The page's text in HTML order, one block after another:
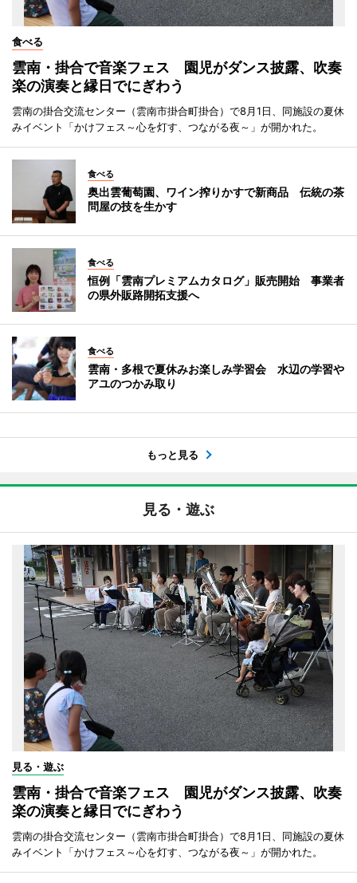
食べる
雲南・掛合で音楽フェス 園児がダンス披露、吹奏
楽の演奏と縁日でにぎわう
雲南の掛合交流センター（雲南市掛合町掛合）で8月1日、同施設の夏休
みイベント「かけフェス～心を灯す、つながる夜～」が開かれた。
食べる
奥出雲葡萄園、ワイン搾りかすで新商品 伝統の茶
問屋の技を生かす
食べる
恒例「雲南プレミアムカタログ」販売開始 事業者
の県外販路開拓支援へ
食べる
雲南・多根で夏休みお楽しみ学習会 水辺の学習や
アユのつかみ取り
もっと見る
見る・遊ぶ
見る・遊ぶ
雲南・掛合で音楽フェス 園児がダンス披露、吹奏
楽の演奏と縁日でにぎわう
雲南の掛合交流センター（雲南市掛合町掛合）で8月1日、同施設の夏休
みイベント「かけフェス～心を灯す、つながる夜～」が開かれた。